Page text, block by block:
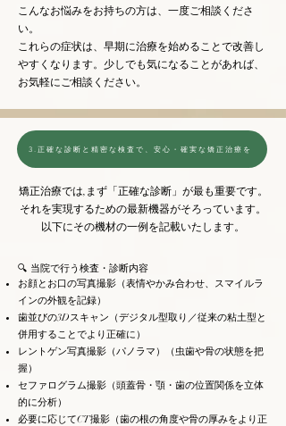
こんなお悩みをお持ちの方は、一度ご相談くださ
い。
これらの症状は、早期に治療を始めることで改善し
やすくなります。少しでも気になることがあれば、
お気軽にご相談ください。
3.正確な診断と精密な検査で、安心・確実な矯正治療を
矯正治療では,まず「正確な診断」が最も重要です。
それを実現するための最新機器がそろっています。
​以下にその機材の一例を記載いたします。
🔍 当院で行う検査・診断内容
お顔とお口の写真撮影（表情やかみ合わせ、スマイルラ
インの外観を記録）
歯並びの3Dスキャン（デジタル型取り／従来の粘土型と
併用することでより正確に）
レントゲン写真撮影（パノラマ）（虫歯や骨の状態を把
握）
セファログラム撮影（頭蓋骨・顎・歯の位置関係を立体
的に分析）
必要に応じてCT撮影（歯の根の角度や骨の厚みをより正